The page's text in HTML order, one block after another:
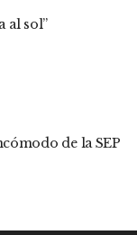
al sol”
de la SEP